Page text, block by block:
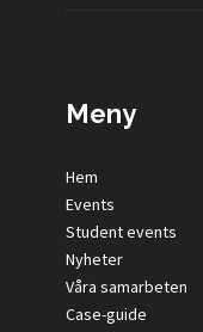
Meny
Hem
Events
Student events
Nyheter
Våra samarbeten
Case-guide